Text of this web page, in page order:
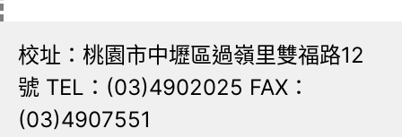
校址：桃園市中壢區過嶺里雙福路12
號 TEL：(03)4902025 FAX：
(03)4907551